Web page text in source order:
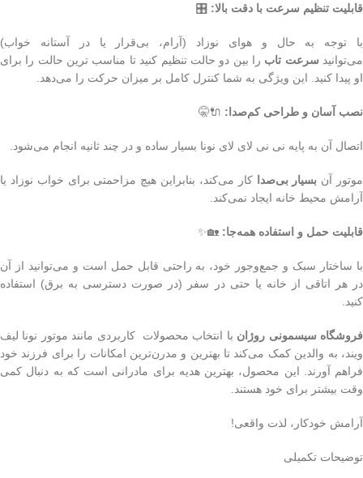
قابلیت تنظیم سرعت با دقت بالا: 🎛️
با توجه به حال و هوای نوزاد (آرام، بی‌قرار یا در آستانه خواب)
می‌توانید سرعت تاب را بین دو حالت تنظیم کنید تا مناسب ترین حالت را برای
او پیدا کنید. این ویژگی به شما کنترل کامل بر میزان حرکت را می‌دهد.
نصب آسان و طراحی کم‌صدا: 🔌🤫
اتصال آن به پایه نی نی لای لای نونا بسیار ساده و در چند ثانیه انجام می‌شود.
موتور آن بسیار بی‌صدا کار می‌کند، بنابراین هیچ مزاحمتی برای خواب نوزاد یا
آرامش محیط خانه ایجاد نمی‌کند.
قابلیت حمل و استفاده همه‌جا: 🏡✨
با ساختار سبک و جمع‌وجور خود، به راحتی قابل حمل است و می‌توانید از آن
در هر اتاقی از خانه یا حتی در سفر (در صورت دسترسی به برق) استفاده
کنید.
فروشگاه سیسمونی روژان با انتخاب محصولات کاربردی مانند موتور نونا لیف
ویند، به والدین کمک می‌کند تا بهترین و مدرن‌ترین امکانات را برای فرزند خود
فراهم آورند. این محصول، بهترین هدیه برای مادرانی است که به دنبال کمی
وقت بیشتر برای خود هستند.
آرامش خودکار، لذت واقعی!
توضیحات تکمیلی